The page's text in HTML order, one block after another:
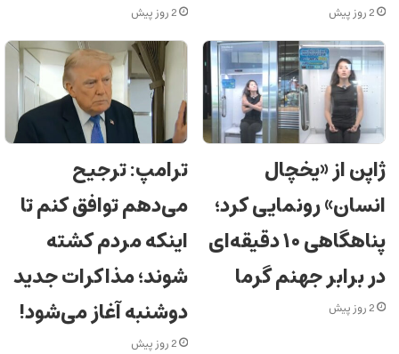
2 روز پیش 2 روز پیش
ژاپن از «یخچال
انسان» رونمایی کرد؛
پناهگاهی ۱۰ دقیقه‌ای
در برابر جهنم گرما
2 روز پیش
ترامپ: ترجیح
می‌دهم توافق کنم تا
اینکه مردم کشته
شوند؛ مذاکرات جدید
دوشنبه آغاز می‌شود!
2 روز پیش